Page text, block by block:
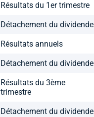
Résultats du 1er trimestre
Détachement du dividende
Résultats annuels
Détachement du dividende
Résultats du 3ème
trimestre
Détachement du dividende